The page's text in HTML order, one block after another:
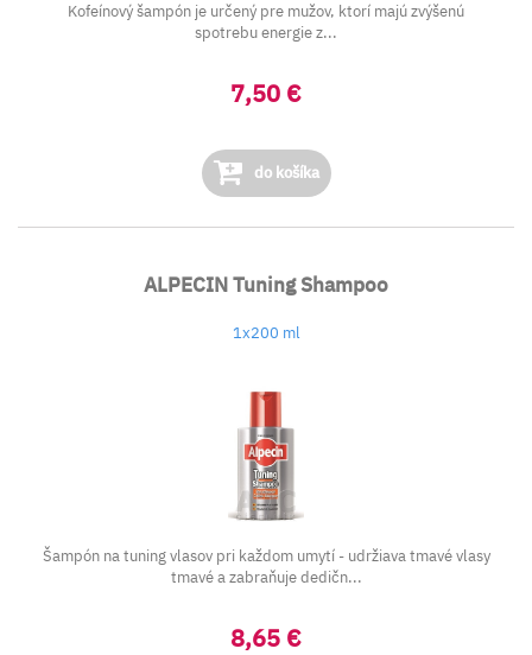
Kofeínový šampón je určený pre mužov, ktorí majú zvýšenú
spotrebu energie z...
7,50 €
do košíka
ALPECIN Tuning Shampoo
1x200 ml
Šampón na tuning vlasov pri každom umytí - udržiava tmavé vlasy
tmavé a zabraňuje dedičn...
8,65 €